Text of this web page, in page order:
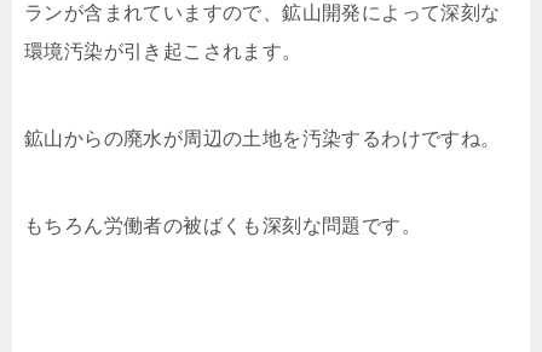
ランが含まれていますので、鉱山開発によって深刻な
環境汚染が引き起こされます。
鉱山からの廃水が周辺の土地を汚染するわけですね。
もちろん労働者の被ばくも深刻な問題です。